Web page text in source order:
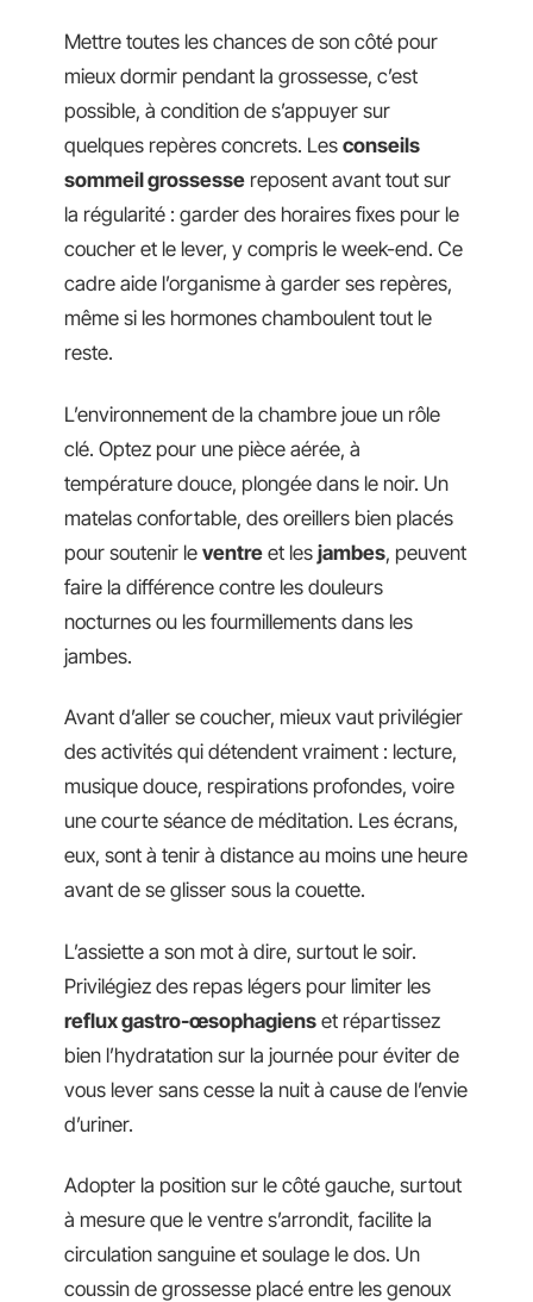
Mettre toutes les chances de son côté pour
mieux dormir pendant la grossesse, c’est
possible, à condition de s’appuyer sur
quelques repères concrets. Les conseils
sommeil grossesse reposent avant tout sur
la régularité : garder des horaires fixes pour le
coucher et le lever, y compris le week-end. Ce
cadre aide l’organisme à garder ses repères,
même si les hormones chamboulent tout le
reste.
L’environnement de la chambre joue un rôle
clé. Optez pour une pièce aérée, à
température douce, plongée dans le noir. Un
matelas confortable, des oreillers bien placés
pour soutenir le ventre et les jambes, peuvent
faire la différence contre les douleurs
nocturnes ou les fourmillements dans les
jambes.
Avant d’aller se coucher, mieux vaut privilégier
des activités qui détendent vraiment : lecture,
musique douce, respirations profondes, voire
une courte séance de méditation. Les écrans,
eux, sont à tenir à distance au moins une heure
avant de se glisser sous la couette.
L’assiette a son mot à dire, surtout le soir.
Privilégiez des repas légers pour limiter les
reflux gastro-œsophagiens et répartissez
bien l’hydratation sur la journée pour éviter de
vous lever sans cesse la nuit à cause de l’envie
d’uriner.
Adopter la position sur le côté gauche, surtout
à mesure que le ventre s’arrondit, facilite la
circulation sanguine et soulage le dos. Un
coussin de grossesse placé entre les genoux